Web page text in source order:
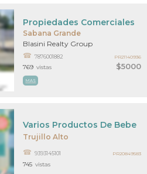
Sabana Grande
$5000
Propiedades Comerciales
Blasini Realty Group
7876001882
MAS
769 vistas
PR21140936
Trujillo Alto
Varios Productos De Bebe
9393145101
745 vistas
PR20849583